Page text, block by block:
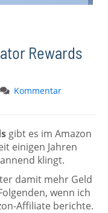
Rewards
Kommentar
gibt es im Amazon
einigen Jahren
klingt.
damit mehr Geld
wenn ich
Affiliate berichte.